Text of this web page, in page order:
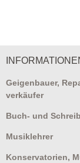
Geigenbauer,
verkäufer
Buch- und
Musiklehrer
Konservatorien,